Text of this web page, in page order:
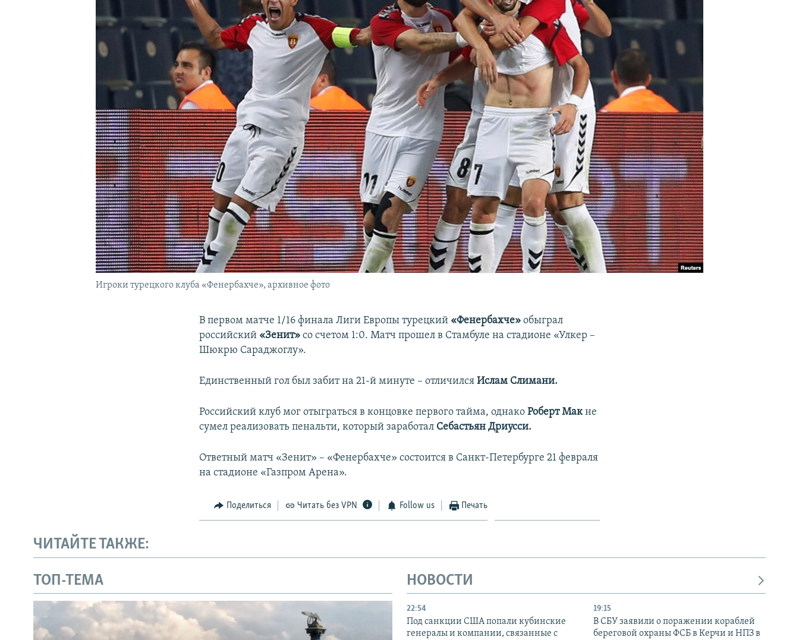
КРЫМ.НЕПОКОРЕННЫЙ
Игроки турецкого клуба «Фенербахче», архивное фото
В первом матче 1/16 финала Лиги Европы турецкий «Фенербахче» обыграл
российский «Зенит» со счетом 1:0. Матч прошел в Стамбуле на стадионе «Улкер –
Шюкрю Сараджоглу».
Единственный гол был забит на 21-й минуте – отличилсяИслам Слимани.
Российский клуб мог отыграться в концовке первого тайма, однакоРоберт Макне
сумел реализовать пенальти, который заработал Себастьян Дриусси.
Ответный матч «Зенит» – «Фенербахче» состоится в Санкт-Петербурге 21 февраля
на стадионе «Газпром Арена».
Поделиться Читать без VPN Follow us Печать
ЧИТАЙТЕ ТАКЖЕ:
ТОП-ТЕМА НОВОСТИ
22:54
Под санкции США попали кубинские
генералы и компании, связанные с
19:15
В СБУ заявили о поражении кораблей
береговой охраны ФСБ в Керчи и НПЗ в